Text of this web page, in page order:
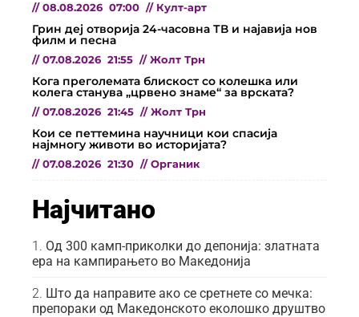
// 08.08.2026 07:00 // Култ-арт
Грин деј отворија 24-часовна ТВ и најавија нов
филм и песна
// 07.08.2026 21:55 // Жолт Трн
Кога преголемата блискост со колешка или
колега станува „црвено знаме“ за врската?
// 07.08.2026 21:45 // Жолт Трн
Кои се петтемина научници кои спасија
најмногу животи во историјата?
// 07.08.2026 21:30 // Органик
Најчитано
Од 300 камп-приколки до депонија: златната
ера на кампирањето во Македонија
Што да направите ако се сретнете со мечка:
препораки од Македонското еколошко друштво